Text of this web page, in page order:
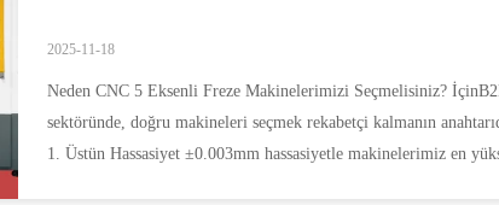
2025-11-18
Neden CNC 5 Eksenli Freze Makinelerimizi Seçmelisiniz?
sektöründe, doğru makineleri seçmek rekabetçi kalmanın
1. Üstün Hassasiyet ±0.003mm hassasiyetle makinelerimiz en